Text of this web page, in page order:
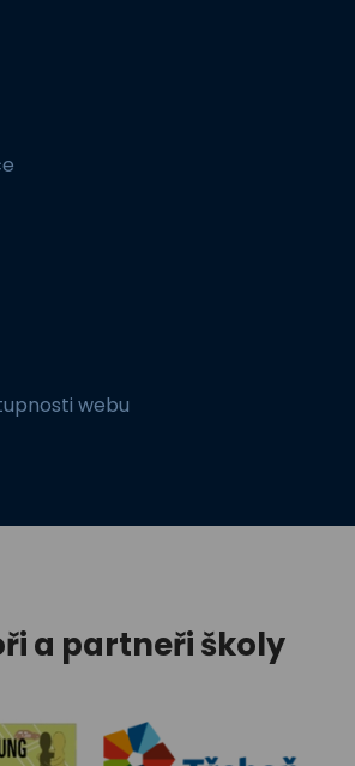
webu
a partneři školy